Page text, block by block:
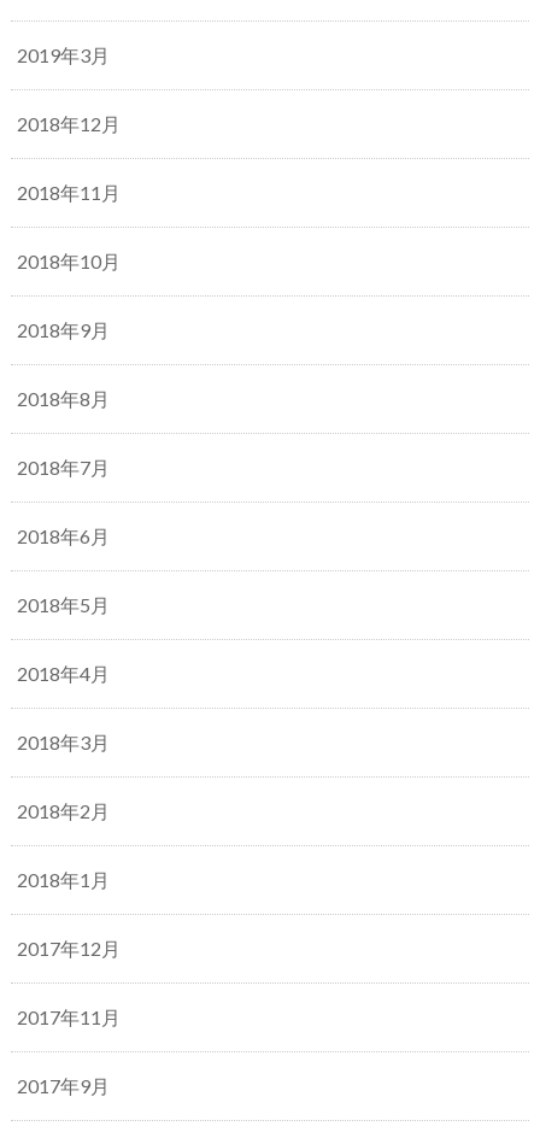
2019年3月
2018年12月
2018年11月
2018年10月
2018年9月
2018年8月
2018年7月
2018年6月
2018年5月
2018年4月
2018年3月
2018年2月
2018年1月
2017年12月
2017年11月
2017年9月